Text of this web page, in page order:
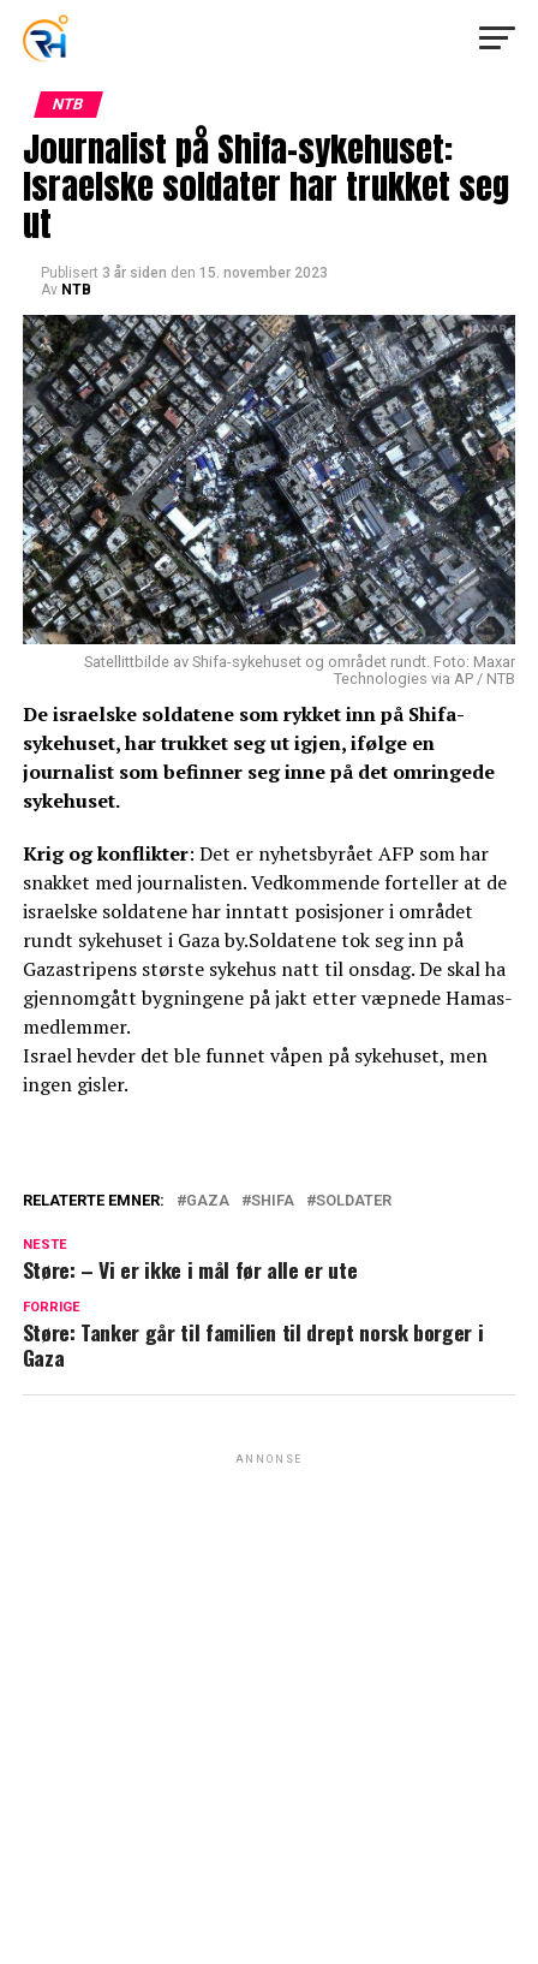
NTB
Journalist på Shifa-sykehuset:
Israelske soldater har trukket seg
ut
Publisert 3 år siden den 15. november 2023
Av NTB
Satellittbilde av Shifa-sykehuset og området rundt. Foto: Maxar
Technologies via AP / NTB
De israelske soldatene som rykket inn på Shifa-
sykehuset, har trukket seg ut igjen, ifølge en
journalist som befinner seg inne på det omringede
sykehuset.
Krig og konflikter: Det er nyhetsbyrået AFP som har
snakket med journalisten. Vedkommende forteller at de
israelske soldatene har inntatt posisjoner i området
rundt sykehuset i Gaza by.Soldatene tok seg inn på
Gazastripens største sykehus natt til onsdag. De skal ha
gjennomgått bygningene på jakt etter væpnede Hamas-
medlemmer.
Israel hevder det ble funnet våpen på sykehuset, men
ingen gisler.
RELATERTE EMNER: GAZA SHIFA SOLDATER
NESTE
Støre: – Vi er ikke i mål før alle er ute
FORRIGE
Støre: Tanker går til familien til drept norsk borger i
Gaza
ANNONSE